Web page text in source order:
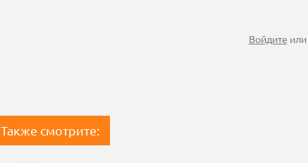
Войдите или
Также смотрите: